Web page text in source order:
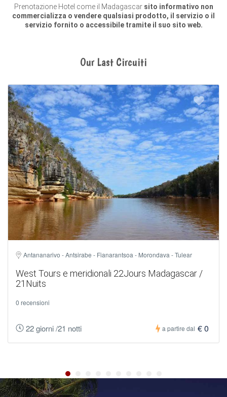
Prenotazione Hotel come il Madagascar sito informativo non
commercializza o vendere qualsiasi prodotto, il servizio o il
servizio fornito o accessibile tramite il suo sito web.
Our Last Circuiti
Antananarivo - Antsirabe - Fianarantsoa - Morondava - Tulear
West Tours e meridionali 22Jours Madagascar /
21Nuits
0 recensioni
22 giorni /21 notti a partire dal € 0